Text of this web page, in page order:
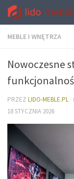
MEBLE I WNĘTRZA
Nowoczesne
PRZEZ LIDO-MEBLE.PL
18 STYCZNIA 2026